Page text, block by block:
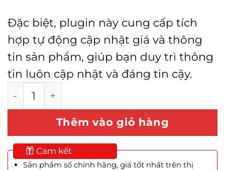
Đặc biệt, plugin này cung cấp tích
hợp tự động cập nhật giá và thông
tin sản phẩm, giúp bạn duy trì thông
tin luôn cập nhật và đáng tin cậy.
WooCommerce Amazon Affiliates số lượng
Thêm vào giỏ hàng
Cam kết
Sản phẩm số chính hãng, giá tốt nhất trên thị